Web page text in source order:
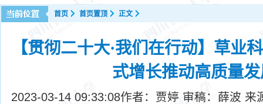
首页 首页置顶 正文
【贯彻二十大·我们在行动】草业
式增长推动高质量
2023-03-14 09:33:08作者：贾婷 审稿：薛波 来